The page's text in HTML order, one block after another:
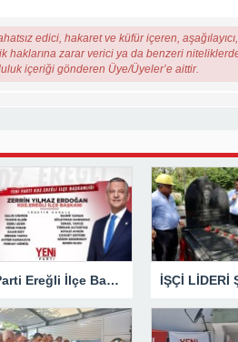
edici, hakaret ve küfür içeren,
haklarına zarar verici ya da benzeri
içeriği gönderen Üye/Üyeler’e aittir.
Yeni Parti Ereğli İlçe Başkanı Zerrin Erdoğan Kendi Yönetimini Seçti